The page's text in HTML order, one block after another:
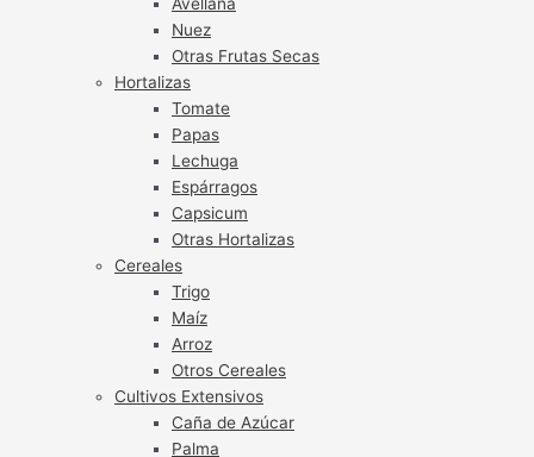
Nuez
Otras Frutas Secas
Hortalizas
Tomate
Papas
Lechuga
Espárragos
Capsicum
Otras Hortalizas
Cereales
Trigo
Maíz
Arroz
Otros Cereales
Cultivos Extensivos
Caña de Azúcar
Palma